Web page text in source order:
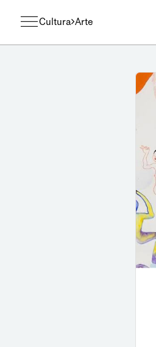
Cultura Arte